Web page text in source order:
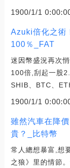
1900/1/1
Azuki倍化之術
100％_FAT
迷因幣盛況再次
100倍,刮起一股
SHIB、BTC、
1900/1/1
雖然汽車在降
貴？_比特幣
常人總想暴富,想
之狼》里的情節